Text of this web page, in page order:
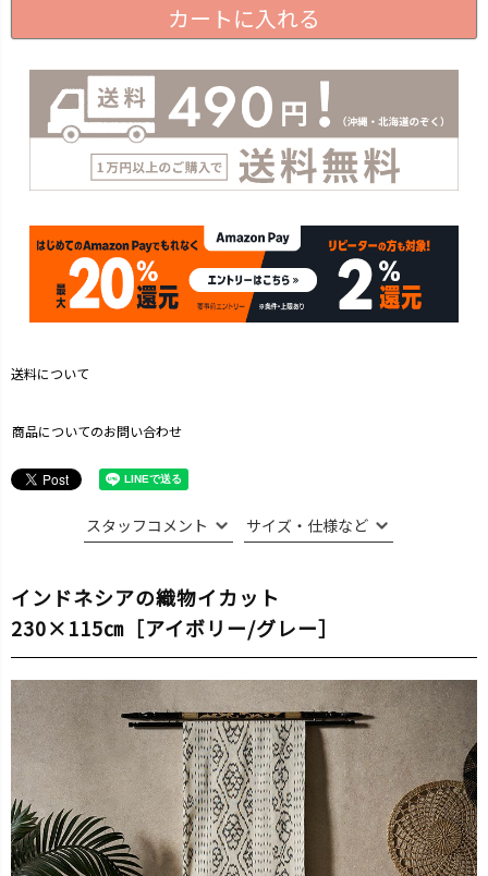
カートに入れる
送料について
商品についてのお問い合わせ
スタッフコメント サイズ・仕様など
インドネシアの織物イカット
230×115㎝［アイボリー/グレー］